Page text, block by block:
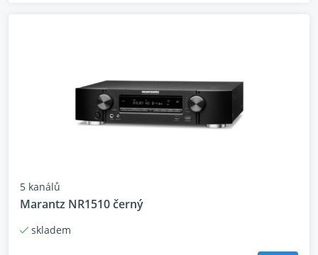
5 kanálů
Marantz NR1510 černý
skladem